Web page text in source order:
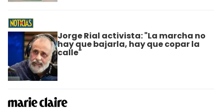
Jorge Rial activista: "La marcha no
hay que bajarla, hay que copar la
calle"